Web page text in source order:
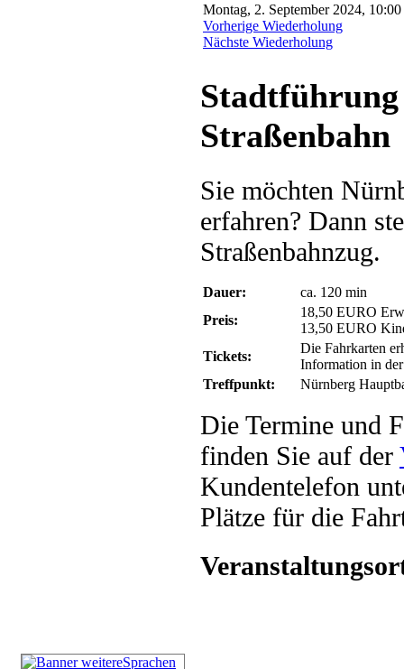
Montag, 2. September 2024, 10:00
Vorherige Wiederholung
Nächste Wiederholung
Straßenbahn
Sie möchten
erfahren? Dann
Straßenbahnzug.
Dauer:
ca. 120 min
Preis:
18,50 EURO
13,50 EURO
Tickets:
Die Fahrkarten
Information in
Treffpunkt:
Nürnberg
Die Termine und
finden Sie auf der
Kundentelefon
Plätze für die